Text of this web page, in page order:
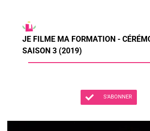
JE FILME MA FORMATION -
SAISON 3 (2019)
S'ABONNER